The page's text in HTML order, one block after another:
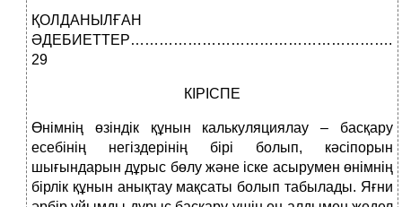
ҚОЛДАНЫЛҒАН
ӘДЕБИЕТТЕР……………………………………………….
29
КІРІСПЕ
Өнімнің өзіндік құнын калькуляциялау – басқару
есебінің негіздерінің бірі болып, кәсіпорын
шығындарын дұрыс бөлу және іске асырумен өнімнің
бірлік құнын анықтау мақсаты болып табылады. Яғни